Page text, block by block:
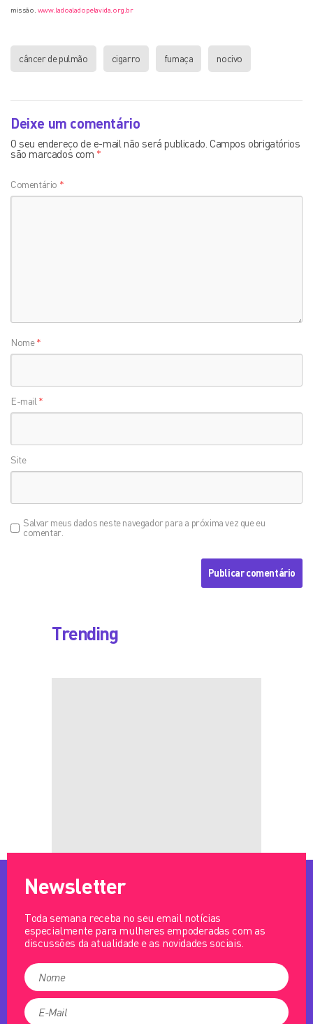
missão. www.ladoaladopelavida.org.br
câncer de pulmão cigarro fumaça nocivo
Deixe um comentário
O seu endereço de e-mail não será publicado. Campos obrigatórios
são marcados com *
Comentário *
Nome*
E-mail *
Site
Salvar meus dados neste navegador para a próxima vez que eu
comentar.
Trending
Newsletter
Toda semana receba no seu email notícias
especialmente para mulheres empoderadas com as
discussões da atualidade e as novidades sociais.